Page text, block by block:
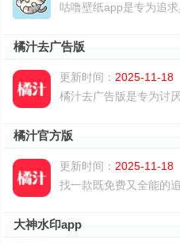
咕噜壁纸app是专为追
橘汁去广告版
更新时间： 2025-11-18
橘汁去广告版是专为讨
橘汁官方版
更新时间： 2025-11-18
找一款既免费又全能的
大神水印app